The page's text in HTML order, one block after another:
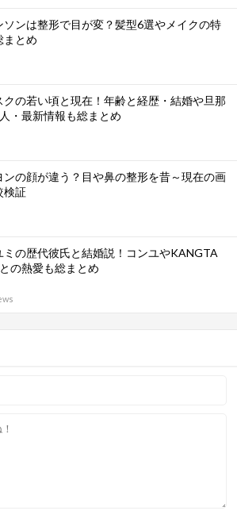
ソンは整形で目が変？髪型6選やメイクの特
まとめ
クの若い頃と現在！年齢と経歴・結婚や旦那
・最新情報も総まとめ
ンの顔が違う？目や鼻の整形を昔～現在の画
検証
ミの歴代彼氏と結婚説！コンユやKANGTA
の熱愛も総まとめ